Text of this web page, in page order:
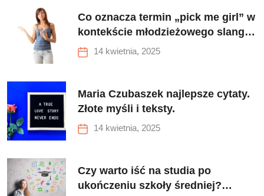
Co oznacza termin „pick me girl” w
kontekście młodzieżowego slangu
oraz jakie ma znaczenie dla kobiet i
mężczyzn?
14 kwietnia, 2025
Maria Czubaszek najlepsze cytaty.
Złote myśli i teksty.
14 kwietnia, 2025
Czy warto iść na studia po
ukończeniu szkoły średniej?